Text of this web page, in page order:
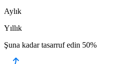
Aylık
Yıllık
Şuna kadar tasarruf edin 50%